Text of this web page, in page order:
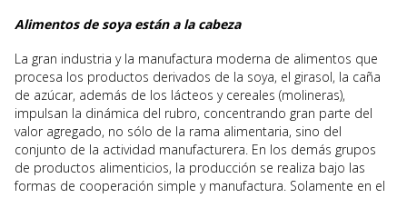
Alimentos de soya están a la cabeza
La gran industria y la manufactura moderna de alimentos que
procesa los productos derivados de la soya, el girasol, la caña
de azúcar, además de los lácteos y cereales (molineras),
impulsan la dinámica del rubro, concentrando gran parte del
valor agregado, no sólo de la rama alimentaria, sino del
conjunto de la actividad manufacturera. En los demás grupos
de productos alimenticios, la producción se realiza bajo las
formas de cooperación simple y manufactura. Solamente en el